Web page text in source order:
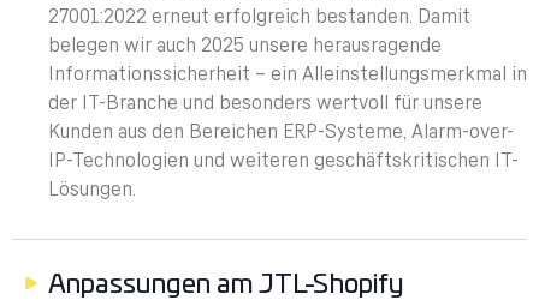
27001:2022 erneut erfolgreich bestanden. Damit
belegen wir auch 2025 unsere herausragende
Informationssicherheit – ein Alleinstellungsmerkmal in
der IT-Branche und besonders wertvoll für unsere
Kunden aus den Bereichen ERP-Systeme, Alarm-over-
IP-Technologien und weiteren geschäftskritischen IT-
Lösungen.
Anpassungen am JTL-Shopify